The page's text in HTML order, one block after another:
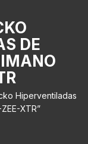
DE
Hiperventiladas
XTR”